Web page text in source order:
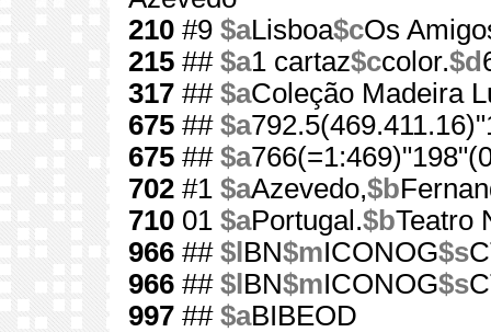
210 #9 $aLisboa$cOs
215 ## $a1 cartaz$ccolor.$d
317 ## $aColeção Madeira
675 ## $a
675 ## $a
702 #1 $aAzevedo,$b
710 01 $aPortugal.$bTeatro
966 ## $l BN$mICONOG$s
966 ## $l BN$mICONOG$s
997 ## $aBIBEOD